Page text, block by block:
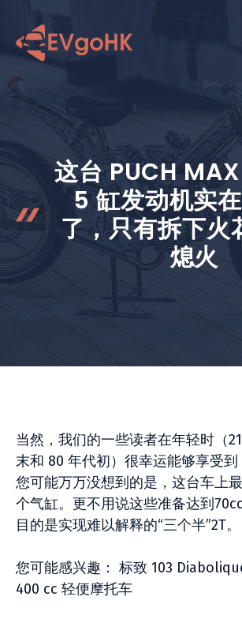
这台 PUCH
5 缸发动机实
了，只有拆下火
熄火
当然，我们的一些读者在年轻时（
末和 80 年代初）很幸运能够享受到
您可能万万没想到的是，这台车上
个气缸。更不用说这些准备达到
目的是实现难以解释的“三个半”2T。
您可能感兴趣： 标致 103
400 cc 轻便摩托车